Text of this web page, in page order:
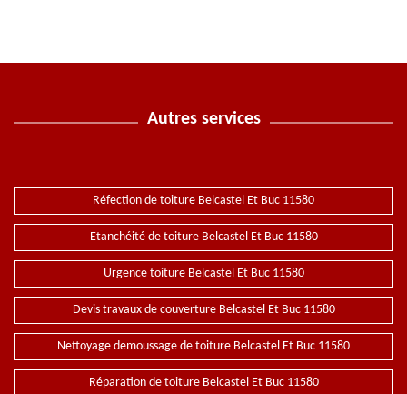
Autres services
Réfection de toiture Belcastel Et Buc 11580
Etanchéité de toiture Belcastel Et Buc 11580
Urgence toiture Belcastel Et Buc 11580
Devis travaux de couverture Belcastel Et Buc 11580
Nettoyage demoussage de toiture Belcastel Et Buc 11580
Réparation de toiture Belcastel Et Buc 11580